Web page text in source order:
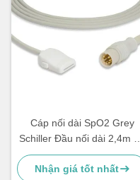
Cáp nối dài SpO2 Grey
Schiller Đầu nối dài 2,4m 8ft
8 chân
Nhận giá tốt nhất